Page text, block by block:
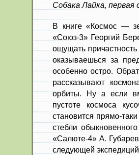
Собака Лайка, первая
В книге «Космос —
«Союз-3» Георгий
ощущать
оказываешься за
особенно остро.
рассказывают
орбиты. Ну а если
пустоте космоса
становится прямо-
стебли
«Салюте-4» А. Губарев
следующей